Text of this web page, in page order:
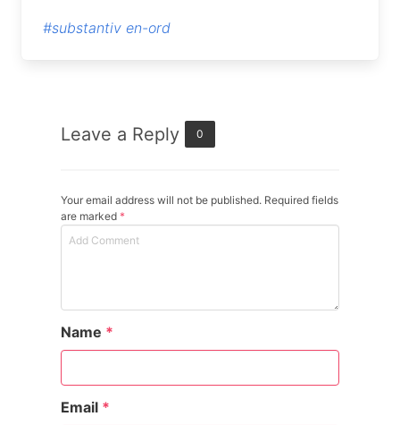
#substantiv en-ord
Leave a Reply 0
Your email address will not be published. Required fields
are marked *
Name *
Email *